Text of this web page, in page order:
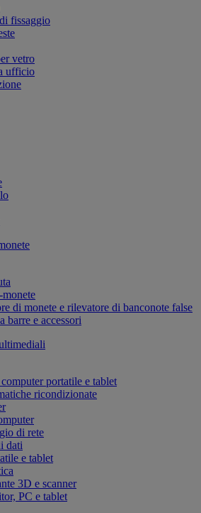
fissaggio
vetro
ufficio
di monete e rilevatore di banconote false
barre e accessori
portatile e tablet
ricondizionate
di rete
dati
e tablet
3D e scanner
PC e tablet